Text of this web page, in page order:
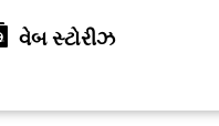
વેબ સ્ટોરીઝ